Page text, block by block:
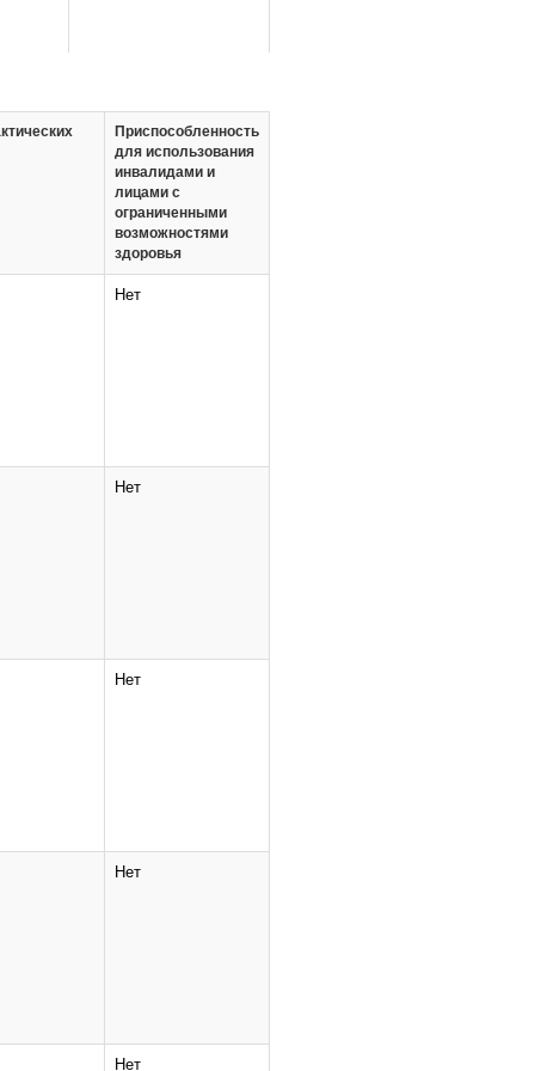
Приспособленность
для использования
инвалидами и
лицами с
ограниченными
возможностями
здоровья
Нет
Нет
Нет
Нет
Нет